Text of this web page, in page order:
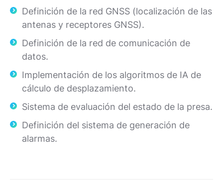
Definición de la red GNSS (localización de las
antenas y receptores GNSS).
Definición de la red de comunicación de
datos.
Implementación de los algoritmos de IA de
cálculo de desplazamiento.
Sistema de evaluación del estado de la presa.
Definición del sistema de generación de
alarmas.